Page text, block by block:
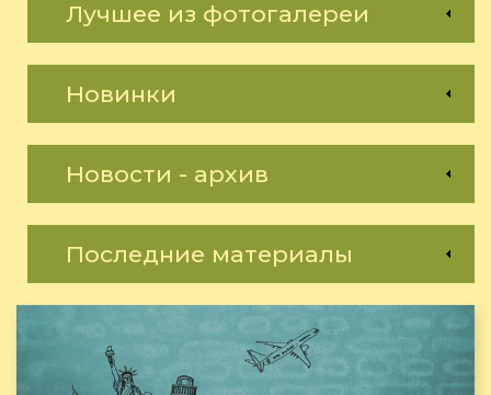
Лучшее из фотогалереи
Новинки
Новости - архив
Последние материалы